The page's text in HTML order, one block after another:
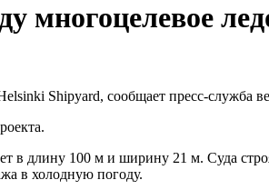
многоцелевое
Shipyard, сообщает пресс-служба
в длину 100 м и ширину 21 м. Суда
в холодную погоду.